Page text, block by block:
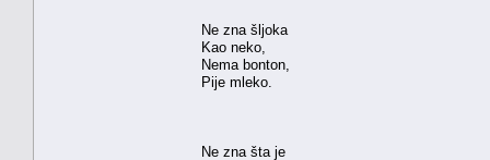
Ne zna šljoka
Kao neko,
Nema bonton,
Pije mleko.
Ne zna šta je